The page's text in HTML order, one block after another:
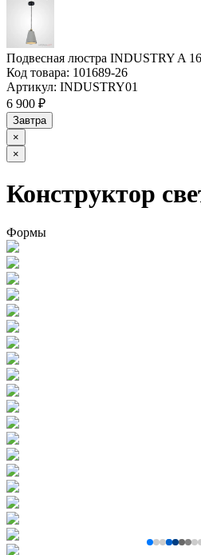
Подвесная люстра INDUSTRY A
Код товара: 101689-26
Артикул: INDUSTRY01
6 900 ₽
Завтра
×
×
Конструктор
Формы